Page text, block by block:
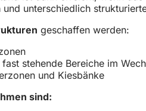
und unterschiedlich
geschaffen werden:
stehende Bereiche im
und Kiesbänke
sind: